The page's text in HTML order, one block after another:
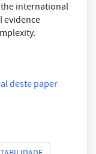
international
evidence
deste paper